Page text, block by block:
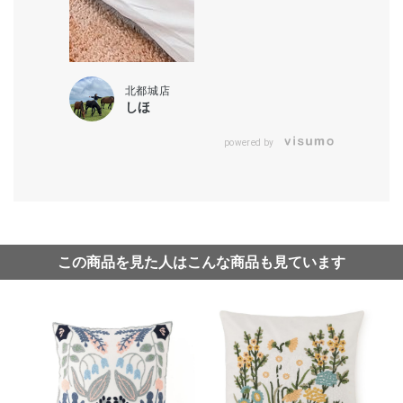
北都城店
しほ
powered by
この商品を見た人はこんな商品も見ています